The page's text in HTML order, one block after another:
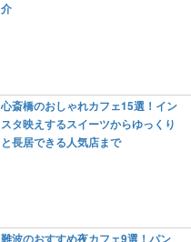
介
心斎橋のおしゃれカフェ15選！イン
スタ映えするスイーツからゆっくり
と長居できる人気店まで
難波のおすすめ夜カフェ9選！パン